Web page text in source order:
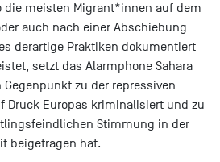
die meisten Migrant*innen auf dem
auch nach einer Abschiebung
derartige Praktiken dokumentiert
setzt das Alarmphone Sahara
zu der repressiven
Druck Europas kriminalisiert und zu
Stimmung in der
beigetragen hat.